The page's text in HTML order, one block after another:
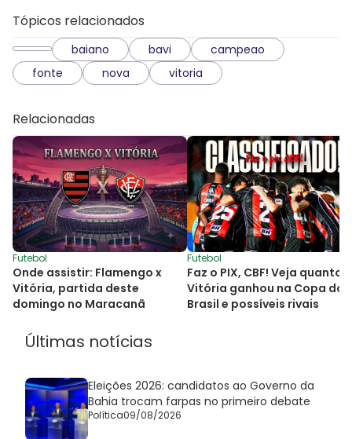
Tópicos relacionados
baiano bavi
campeao
fonte
nova vitoria
Relacionadas
Futebol
Onde assistir: Flamengo x
Vitória, partida deste
domingo no Maracanã
Futebol
Faz o PIX, CBF! Veja quanto o
Vitória ganhou na Copa do
Brasil e possíveis rivais
Últimas notícias
Eleições 2026: candidatos ao Governo da
Bahia trocam farpas no primeiro debate
Política09/08/2026